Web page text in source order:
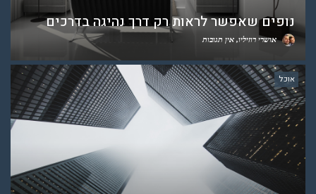
נופים שאפשר לראות רק דרך נהיגה בדרכים
אושרי רוזיליו אין תגובות
אוכל